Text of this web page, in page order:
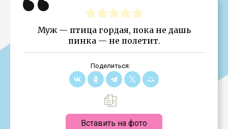
Муж — птица гордая, пока не дашь
пинка — не полетит.
Поделиться:
Вставить на фото